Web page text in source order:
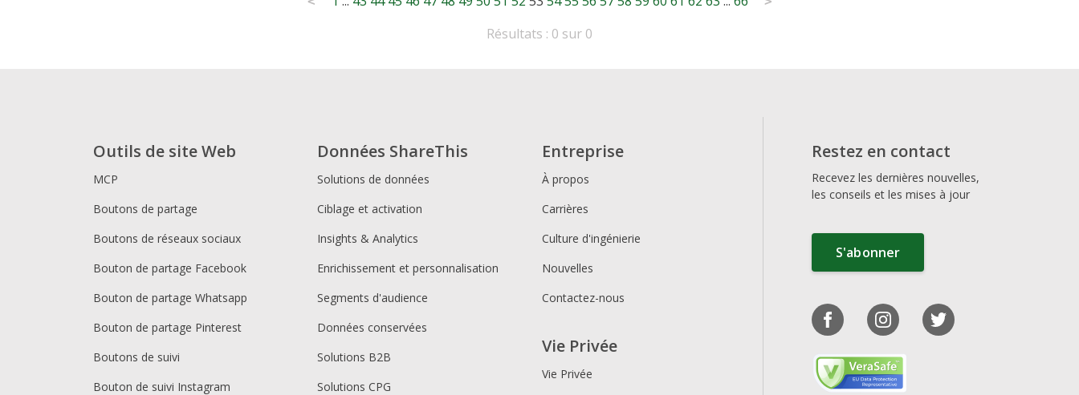
Résultats : 0 sur 0
Outils de site Web
MCP
Boutons de partage
Boutons de réseaux sociaux
Bouton de partage Facebook
Bouton de partage Whatsapp
Bouton de partage Pinterest
Boutons de suivi
Bouton de suivi Instagram
Données ShareThis
Solutions de données
Ciblage et activation
Insights & Analytics
Enrichissement et personnalisation
Segments d'audience
Données conservées
Solutions B2B
Solutions CPG
Entreprise
À propos
Carrières
Culture d'ingénierie
Nouvelles
Contactez-nous
Vie Privée
Vie Privée
Restez en contact
Recevez les dernières nouvelles,
les conseils et les mises à jour
S'abonner